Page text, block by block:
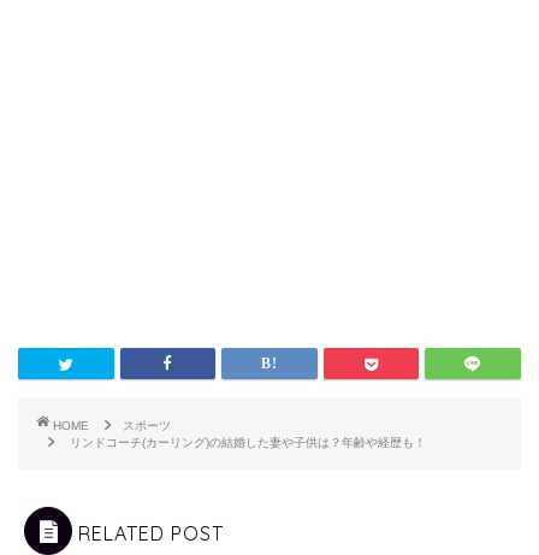
HOME
スポーツ
リンドコーチ(カーリング)の結婚した妻や子供は？年齢や経歴も！
RELATED POST